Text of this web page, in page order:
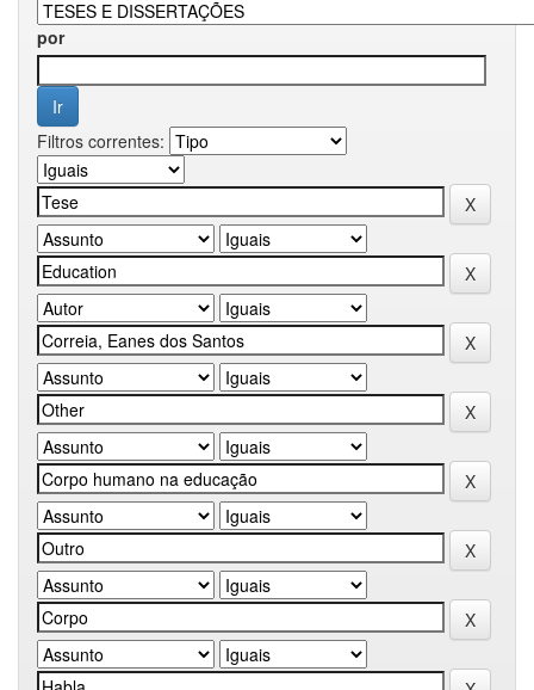
por
Filtros correntes: